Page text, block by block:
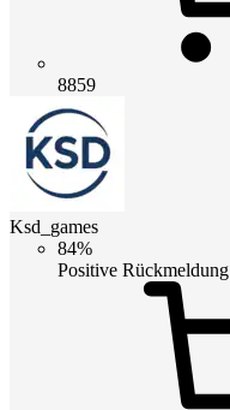
8859
Ksd_games
84%
Positive Rückmeldung